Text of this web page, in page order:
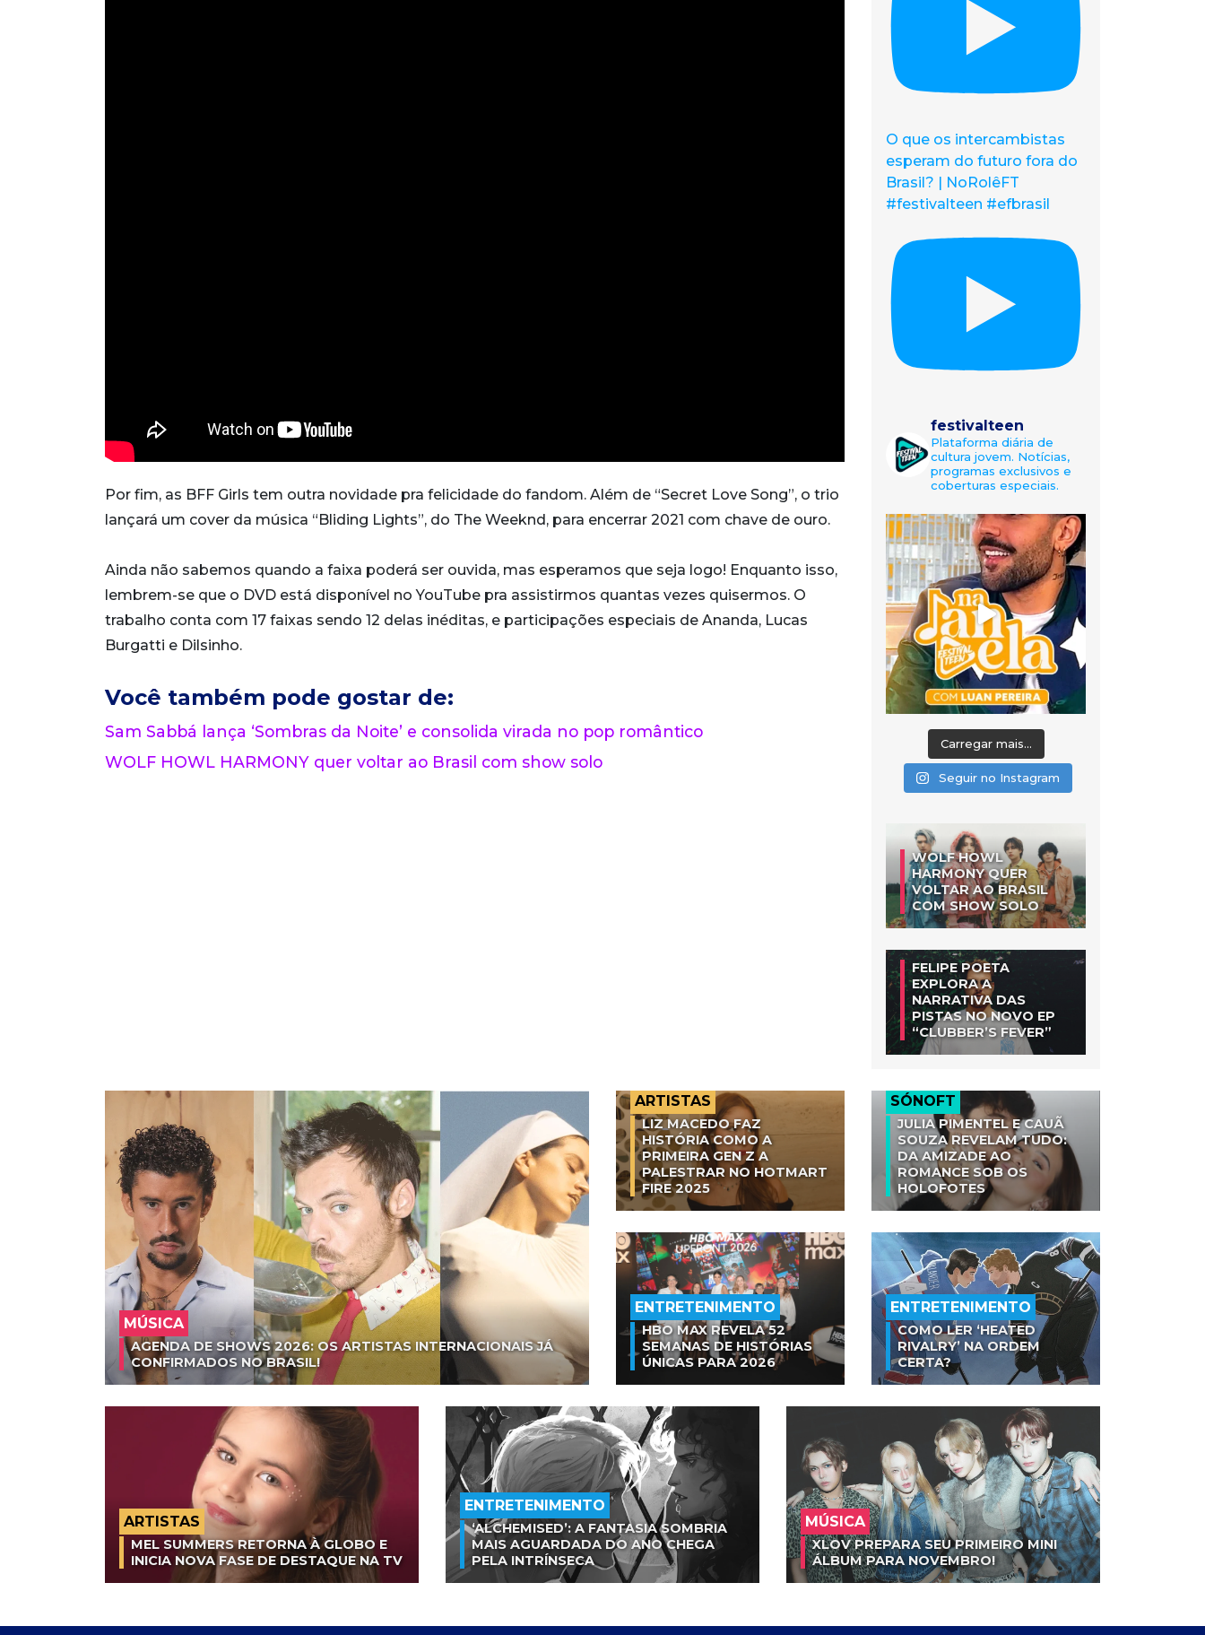
Por fim, as BFF Girls tem outra novidade pra felicidade do fandom. Além de “Secret Love Song”, o trio
lançará um cover da música “Bliding Lights”, do The Weeknd, para encerrar 2021 com chave de ouro.
Ainda não sabemos quando a faixa poderá ser ouvida, mas esperamos que seja logo! Enquanto isso,
lembrem-se que o DVD está disponível no YouTube pra assistirmos quantas vezes quisermos. O
trabalho conta com 17 faixas sendo 12 delas inéditas, e participações especiais de Ananda, Lucas
Burgatti e Dilsinho.
Você também pode gostar de:
Sam Sabbá lança ‘Sombras da Noite’ e consolida virada no pop romântico
WOLF HOWL HARMONY quer voltar ao Brasil com show solo
O que os intercambistas
esperam do futuro fora do
Brasil? | NoRolêFT
#festivalteen #efbrasil
festivalteen
Plataforma diária de
cultura jovem. Notícias,
programas exclusivos e
coberturas especiais.
Carregar mais...
Seguir no Instagram
WOLF HOWL
HARMONY QUER
VOLTAR AO BRASIL
COM SHOW SOLO
FELIPE POETA
EXPLORA A
NARRATIVA DAS
PISTAS NO NOVO EP
“CLUBBER’S FEVER”
MÚSICA
AGENDA DE SHOWS 2026: OS ARTISTAS INTERNACIONAIS JÁ
CONFIRMADOS NO BRASIL!
ARTISTAS
LIZ MACEDO FAZ
HISTÓRIA COMO A
PRIMEIRA GEN Z A
PALESTRAR NO HOTMART
FIRE 2025
SÓNOFT
JULIA PIMENTEL E CAUÃ
SOUZA REVELAM TUDO:
DA AMIZADE AO
ROMANCE SOB OS
HOLOFOTES
ENTRETENIMENTO
HBO MAX REVELA 52
SEMANAS DE HISTÓRIAS
ÚNICAS PARA 2026
ENTRETENIMENTO
COMO LER ‘HEATED
RIVALRY’ NA ORDEM
CERTA?
ARTISTAS
MEL SUMMERS RETORNA À GLOBO E
INICIA NOVA FASE DE DESTAQUE NA TV
ENTRETENIMENTO
‘ALCHEMISED’: A FANTASIA SOMBRIA
MAIS AGUARDADA DO ANO CHEGA
PELA INTRÍNSECA
MÚSICA
XLOV PREPARA SEU PRIMEIRO MINI
ÁLBUM PARA NOVEMBRO!